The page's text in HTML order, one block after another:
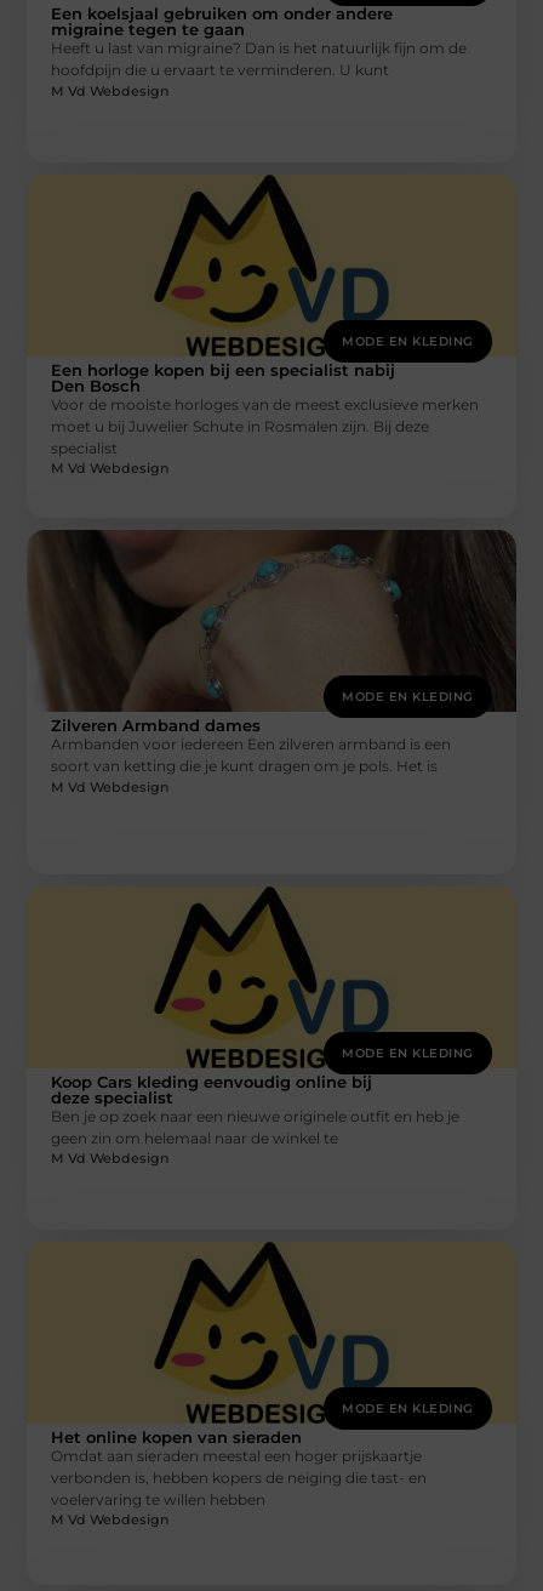
Een koelsjaal gebruiken om onder andere
migraine tegen te gaan
Heeft u last van migraine? Dan is het natuurlijk fijn om de
hoofdpijn die u ervaart te verminderen. U kunt
M Vd Webdesign
MODE EN KLEDING
Een horloge kopen bij een specialist nabij
Den Bosch
Voor de mooiste horloges van de meest exclusieve merken
moet u bij Juwelier Schute in Rosmalen zijn. Bij deze
specialist
M Vd Webdesign
MODE EN KLEDING
Zilveren Armband dames
Armbanden voor iedereen Een zilveren armband is een
soort van ketting die je kunt dragen om je pols. Het is
M Vd Webdesign
MODE EN KLEDING
Koop Cars kleding eenvoudig online bij
deze specialist
Ben je op zoek naar een nieuwe originele outfit en heb je
geen zin om helemaal naar de winkel te
M Vd Webdesign
MODE EN KLEDING
Het online kopen van sieraden
Omdat aan sieraden meestal een hoger prijskaartje
verbonden is, hebben kopers de neiging die tast- en
voelervaring te willen hebben
M Vd Webdesign